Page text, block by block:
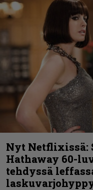
Nyt Netflixissä:
Hathaway 60-
tehdyssä